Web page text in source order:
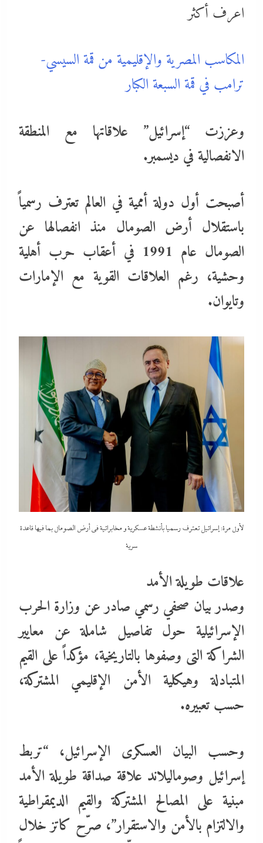
اعرف أكثر
المكاسب المصرية والإقليمية من قمة السيسي-
ترامب في قمة السبعة الكبار
وعززت “إسرائيل” علاقاتها مع المنطقة
الانفصالية في ديسمبر.
أصبحت أول دولة أممية في العالم تعترف رسمياً
باستقلال أرض الصومال منذ انفصالها عن
الصومال عام 1991 في أعقاب حرب أهلية
وحشية، رغم العلاقات القوية مع الإمارات
وتايوان.
لأول مرة: إسرائيل تعترف رسميا بأنشطة عسكرية و مخابراتية في أرض الصومال بما فيها قاعدة
سرية
علاقات طويلة الأمد
وصدر بيان صحفي رسمي صادر عن وزارة الحرب
الإسرائيلية حول تفاصيل شاملة عن معايير
الشراكة التى وصفوها بالتاريخية، مؤكداً على القيم
المتبادلة وهيكلية الأمن الإقليمي المشتركة،
حسب تعبيره.
وحسب البيان العسكرى الإسرائيل، “تربط
إسرائيل وصوماليلاند علاقة صداقة طويلة الأمد
مبنية على المصالح المشتركة والقيم الديمقراطية
والالتزام بالأمن والاستقرار”، صرّح كاتز خلال